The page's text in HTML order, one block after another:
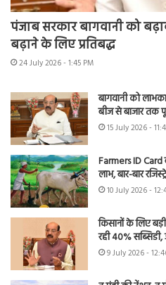
पंजाब सरकार बागवानी को
बढ़ाने के लिए प्रतिबद्ध
24 July 2026 - 1:45 PM
बागवानी को
बीज से बाजार तक
15 July 2026 -
Farmers ID Card
लाभ, बार-बार
10 July 2026 -
किसानों के लिए
रही 40%
9 July 2026 -